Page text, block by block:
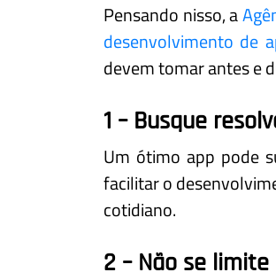
Pensando nisso, a
desenvolvimento de
devem tomar antes e
1 – Busque
Um ótimo app pode
facilitar o
cotidiano.
2 – Não se